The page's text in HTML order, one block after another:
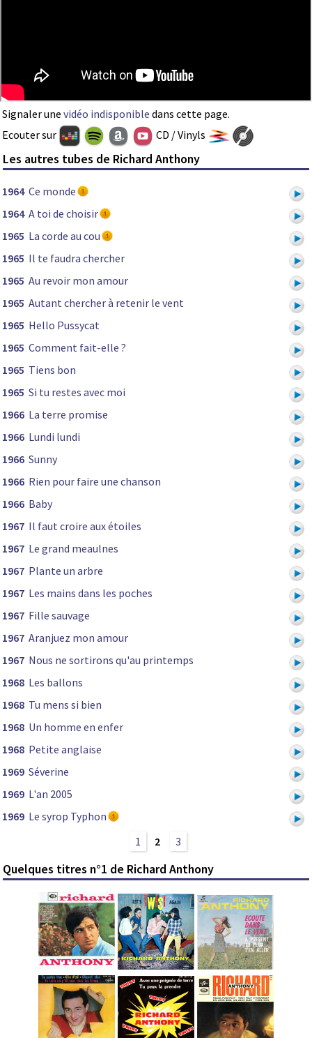
Signaler une vidéo indisponible dans cette page.
Ecouter sur
CD / Vinyls
Les autres tubes de Richard Anthony
1964 Ce monde
1964 A toi de choisir
1965 La corde au cou
1965 Il te faudra chercher
1965 Au revoir mon amour
1965 Autant chercher à retenir le vent
1965 Hello Pussycat
1965 Comment fait-elle ?
1965 Tiens bon
1965 Si tu restes avec moi
1966 La terre promise
1966 Lundi lundi
1966 Sunny
1966 Rien pour faire une chanson
1966 Baby
1967 Il faut croire aux étoiles
1967 Le grand meaulnes
1967 Plante un arbre
1967 Les mains dans les poches
1967 Fille sauvage
1967 Aranjuez mon amour
1967 Nous ne sortirons qu'au printemps
1968 Les ballons
1968 Tu mens si bien
1968 Un homme en enfer
1968 Petite anglaise
1969 Séverine
1969 L'an 2005
1969 Le syrop Typhon
1
2 3
Quelques titres n°1 de Richard Anthony